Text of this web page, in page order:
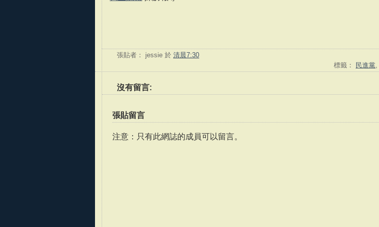
張貼者： jessie 於 清晨7:30
標籤： 民進黨
沒有留言:
張貼留言
注意：只有此網誌的成員可以留言。